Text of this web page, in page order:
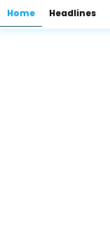
Home Headlines